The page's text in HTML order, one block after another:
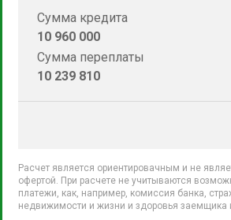
Сумма кредита
10 960 000
Сумма переплаты
10 239 810
Расчет является ориентировачным и не
офертой. При расчете не учитываются
платежи, как, например, комиссия банка,
недвижимости и жизни и здоровья заемщика